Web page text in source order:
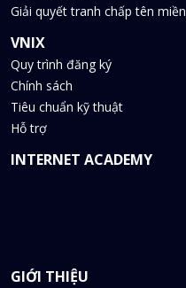
Giải quyết tranh chấp tên miền
VNIX
Quy trình đăng ký
Chính sách
Tiêu chuẩn kỹ thuật
Hỗ trợ
INTERNET ACADEMY
GIỚI THIỆU